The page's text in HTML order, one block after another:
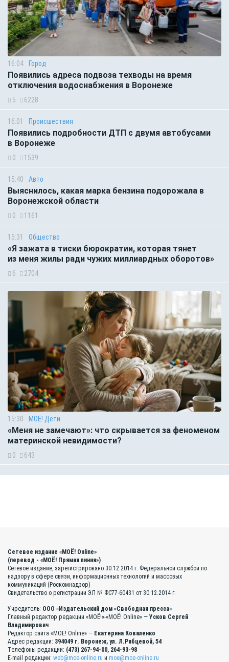
16:04 Город
Появились адреса подвоза техводы на время
отключения водоснабжения в Воронеже
5 6228
16:01 Происшествия
Появились подробности ДТП с двумя автобусами
в Воронеже
0 1539
15:40 Авто
Выяснилось, какая марка бензина подорожала в
Воронежской области
0 1161
15:31 Общество
«Я зажата в тиски бюрократии, которая тянет
из меня жилы ради чужих миллиардных оборотов»
6 2704
15:30 МОЁ! Дети
«Меня не замечают»: что скрывается за феноменом
материнской невидимости?
0 643
Сетевое издание «МОЁ! Online»
(перевод - «МОЁ! Прямая линия»)
Сетевое издание, зарегистрировано 30.12.2014 г. Федеральной службой по
надзору в сфере связи, информационных технологий и массовых
коммуникаций (Роскомнадзор)
Свидетельство о регистрации ЭЛ № ФС77-60431 от 30.12.2014 г.
Учредитель: ООО «Издательский дом «Свободная пресса»
Главный редактор редакции «МОЁ!»-«МОЁ! Online» — Усков Сергей
Владимирович
Редактор сайта «МОЁ! Online» — Екатерина Коваленко
Адрес редакции: 394049 г. Воронеж, ул. Л.Рябцевой, 54
Телефоны редакции: (473) 267-94-00, 264-93-98
E-mail редакции: web@moe-online.ru и moe@moe-online.ru